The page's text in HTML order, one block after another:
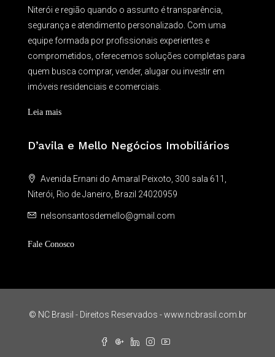
Niterói e região quando o assunto é transparência,
segurança e atendimento personalizado. Com uma
equipe formada por profissionais experientes e
comprometidos, oferecemos soluções completas para
quem busca comprar, vender, alugar ou investir em
imóveis residenciais e comerciais.
Leia mais
D’avila e Mello Negócios Imobiliários
Avenida Ernani do Amaral Peixoto, 300 sala 611,
Niterói, Rio de Janeiro, Brazil 24020959
nelsonsantosdemello@gmail.com
Fale Conosco
© NC Brasil - Direitos Reservados - www.ncbrasil.com.br